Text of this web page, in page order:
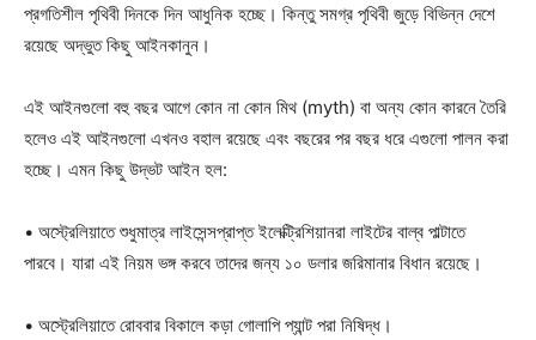
প্রগতিশীল পৃথিবী দিনকে দিন আধুনিক হচ্ছে। কিন্তু সমগ্র পৃথিবী জুড়ে বিভিন্ন দেশে
রয়েছে অদ্ভুত কিছু আইনকানুন।
এই আইনগুলো বহু বছর আগে কোন না কোন মিথ (myth) বা অন্য কোন কারনে তৈরি
হলেও এই আইনগুলো এখনও বহাল রয়েছে এবং বছরের পর বছর ধরে এগুলো পালন করা
হচ্ছে। এমন কিছু উদ্ভট আইন হল:
• অস্ট্রেলিয়াতে শুধুমাত্র লাইসেন্সপ্রাপ্ত ইলেক্ট্রিশিয়ানরা লাইটের বাল্ব পাল্টাতে
পারবে। যারা এই নিয়ম ভঙ্গ করবে তাদের জন্য ১০ ডলার জরিমানার বিধান রয়েছে।
• অস্ট্রেলিয়াতে রোববার বিকালে কড়া গোলাপি প্যান্ট পরা নিষিদ্ধ।